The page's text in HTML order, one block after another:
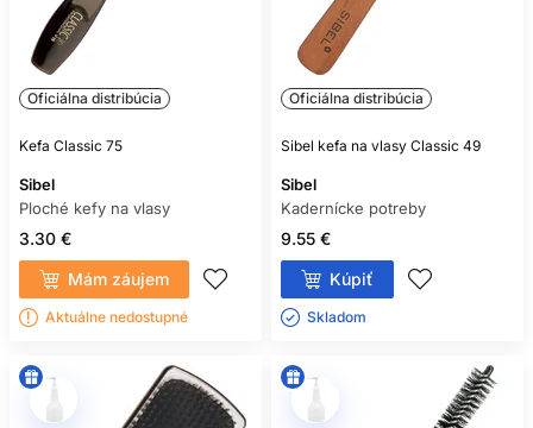
Oficiálna distribúcia
Kefa Classic 75
Sibel
Ploché kefy na vlasy
3.30 €
Mám záujem
Aktuálne nedostupné
Oficiálna distribúcia
Sibel kefa na vlasy Classic 49
Sibel
Kadernícke potreby
9.55 €
Kúpiť
Skladom ㅤ